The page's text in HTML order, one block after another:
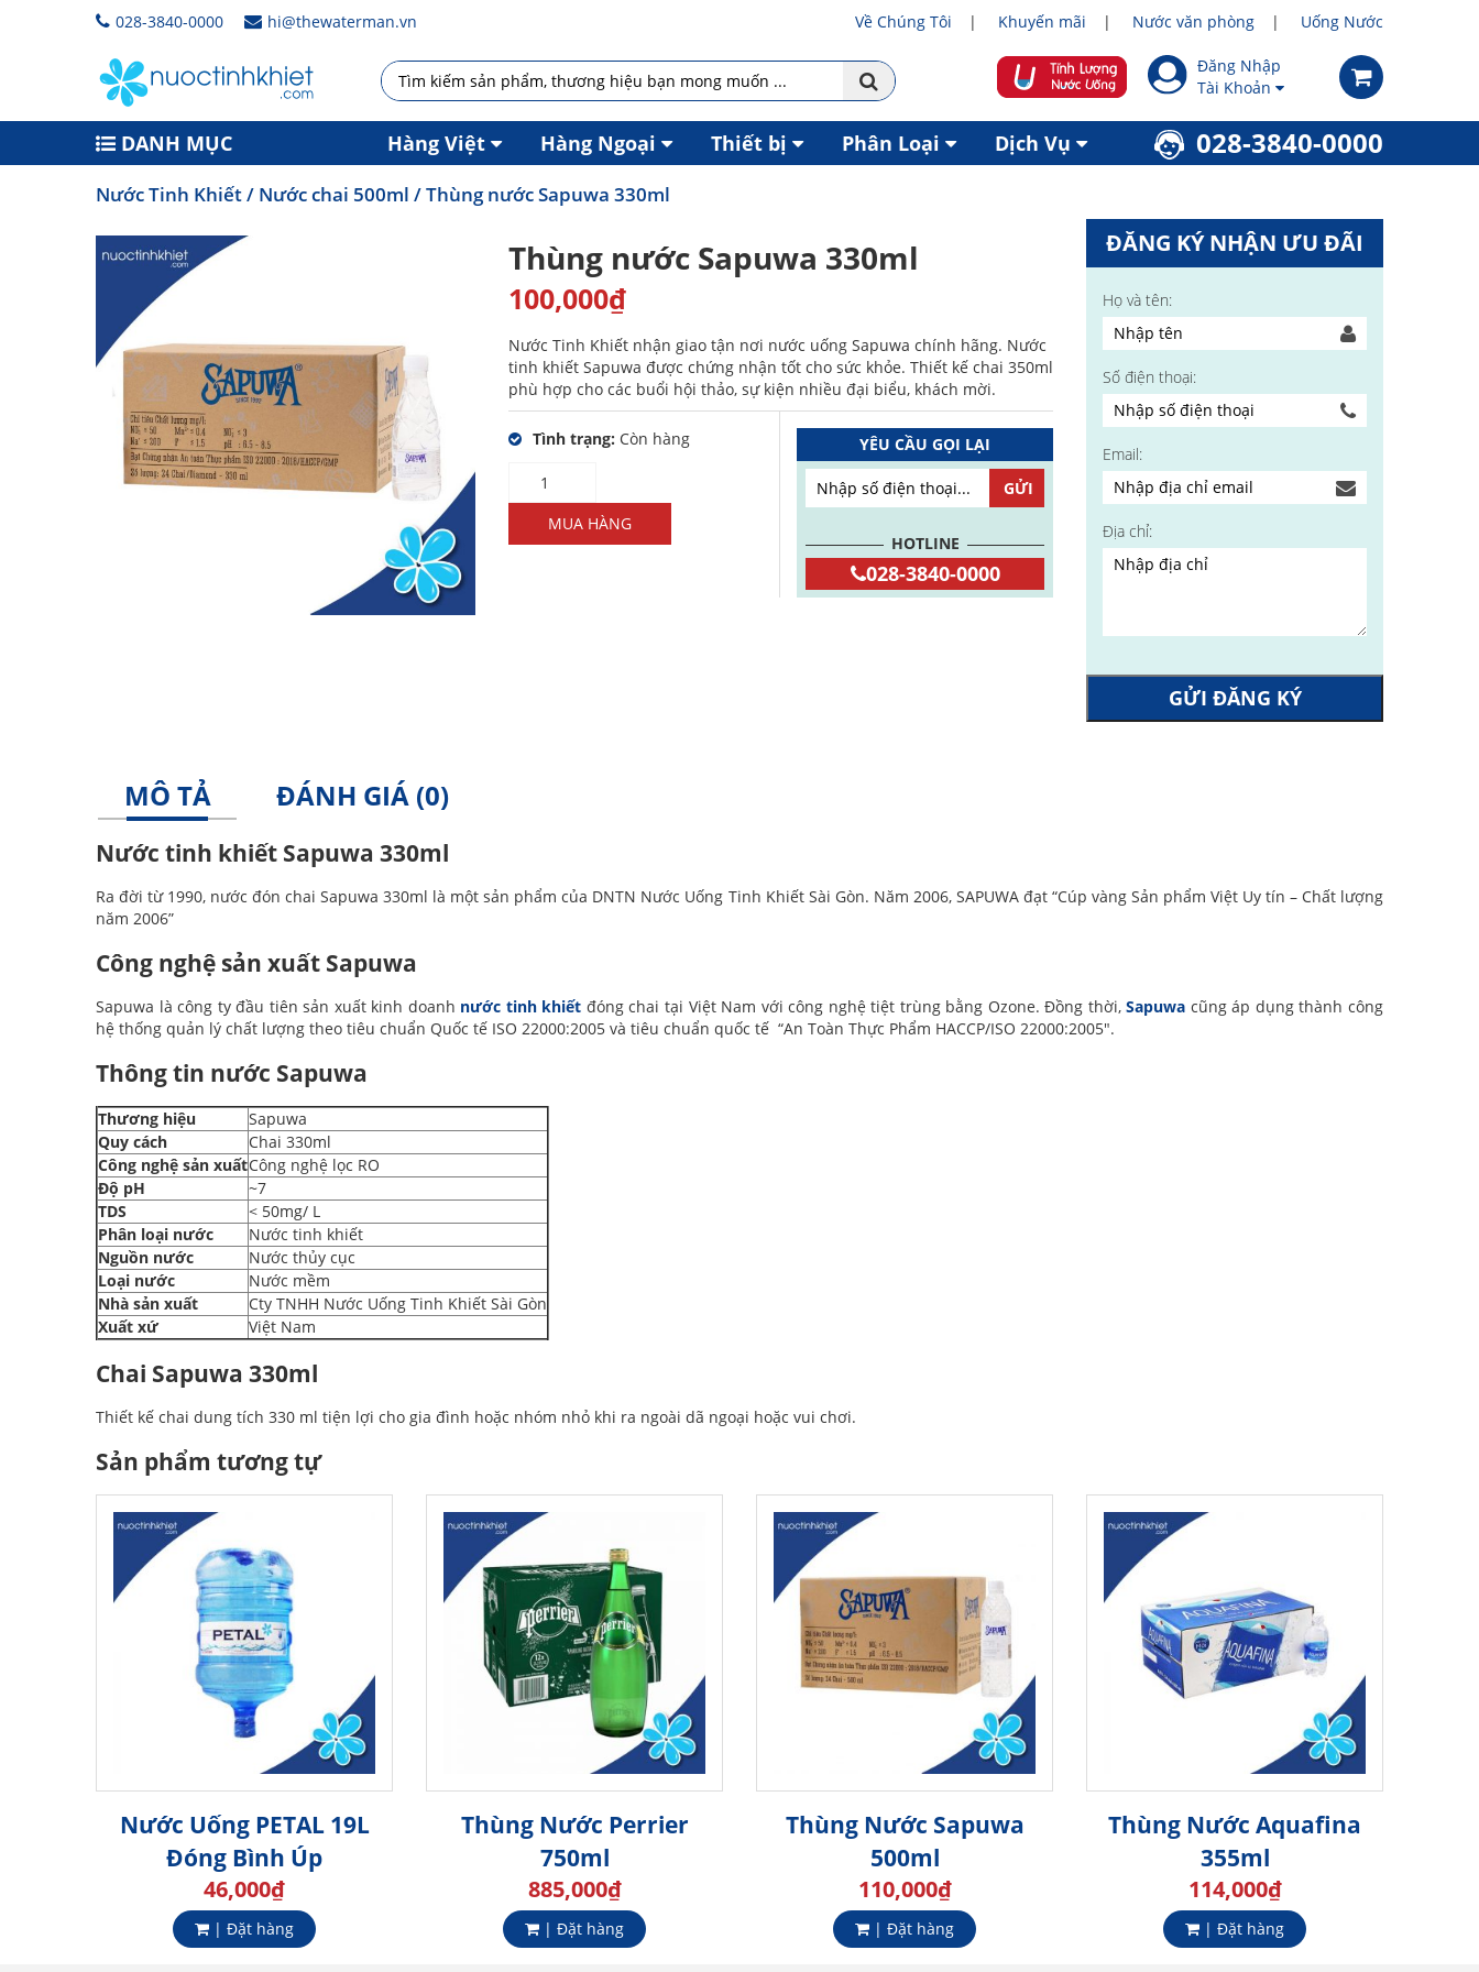
028-3840-0000 hi@thewaterman.vn Về Chúng Tôi Khuyến mãi Nước văn phòng Uống Nước
Đăng Nhập
Tài Khoản
DANH MỤC Hàng Việt Hàng Ngoại Thiết bị Phân Loại Dịch Vụ 028-3840-0000
Nước Tinh Khiết/ Nước chai 500ml / Thùng nước Sapuwa 330ml
Thùng nước Sapuwa 330ml
100,000₫
Nước Tinh Khiết nhận giao tận nơi nước uống Sapuwa chính hãng. Nước
tinh khiết Sapuwa được chứng nhận tốt cho sức khỏe. Thiết kế chai 350ml
phù hợp cho các buổi hội thảo, sự kiện nhiều đại biểu, khách mời.
Tình trạng: Còn hàng
lượng
MUA HÀNG
YÊU CẦU GỌI LẠI
HOTLINE
028-3840-0000
ĐĂNG KÝ NHẬN ƯU ĐÃI
Họ và tên:
Số điện thoại:
Email:
Địa chỉ:
GỬI ĐĂNG KÝ
MÔ TẢ ĐÁNH GIÁ (0)
Nước tinh khiết Sapuwa 330ml
Ra đời từ 1990, nước đón chai Sapuwa 330ml là một sản phẩm của DNTN Nước Uống Tinh Khiết Sài Gòn. Năm 2006, SAPUWA đạt “Cúp vàng Sản phẩm Việt Uy tín – Chất lượng
năm 2006”
Công nghệ sản xuất Sapuwa
Sapuwa là công ty đầu tiên sản xuất kinh doanh nước tinh khiết đóng chai tại Việt Nam với công nghệ tiệt trùng bằng Ozone. Đồng thời,Sapuwa cũng áp dụng thành công
hệ thống quản lý chất lượng theo tiêu chuẩn Quốc tế ISO 22000:2005 và tiêu chuẩn quốc tế “An Toàn Thực Phẩm HACCP/ISO 22000:2005″.
Thông tin nước Sapuwa
Thương hiệu
Sapuwa
Quy cách
Chai 330ml
Công nghệ sản xuấtCông nghệ lọc RO
Độ pH
~7
TDS
< 50mg/ L
Phân loại nước
Nước tinh khiết
Nguồn nước
Nước thủy cục
Loại nước
Nước mềm
Nhà sản xuất
Cty TNHH Nước Uống Tinh Khiết Sài Gòn
Xuất xứ
Việt Nam
Chai Sapuwa 330ml
Thiết kế chai dung tích 330 ml tiện lợi cho gia đình hoặc nhóm nhỏ khi ra ngoài dã ngoại hoặc vui chơi.
Sản phẩm tương tự
Nước Uống PETAL 19L
Đóng Bình Úp
46,000₫
| Đặt hàng
Thùng Nước Perrier
750ml
885,000₫
| Đặt hàng
Thùng Nước Sapuwa
500ml
110,000₫
| Đặt hàng
Thùng Nước Aquafina
355ml
114,000₫
| Đặt hàng